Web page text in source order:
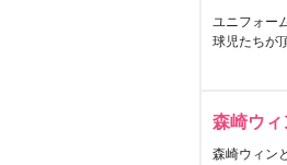
ユニフォー
球児たちが
森崎ウィ
森崎ウィン